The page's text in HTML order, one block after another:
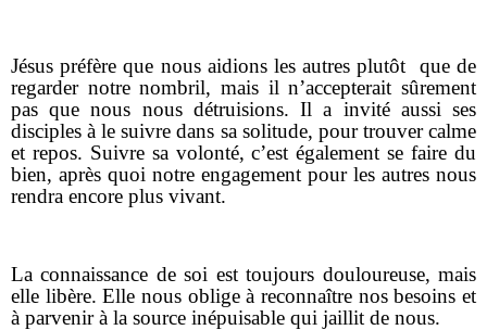
Jésus préfère que nous aidions les autres plutôt
que de
regarder notre nombril, mais il n’accepterait sûrement
pas que nous nous détruisions. Il a invité aussi ses
disciples à le suivre dans sa solitude, pour trouver calme
et repos. Suivre sa volonté, c’est également se faire du
bien, après quoi notre engagement pour les autres nous
rendra encore plus vivant.
La connaissance de soi est toujours douloureuse, mais
elle libère. Elle nous oblige à reconnaître nos besoins et
à parvenir à la source inépuisable qui jaillit de nous.